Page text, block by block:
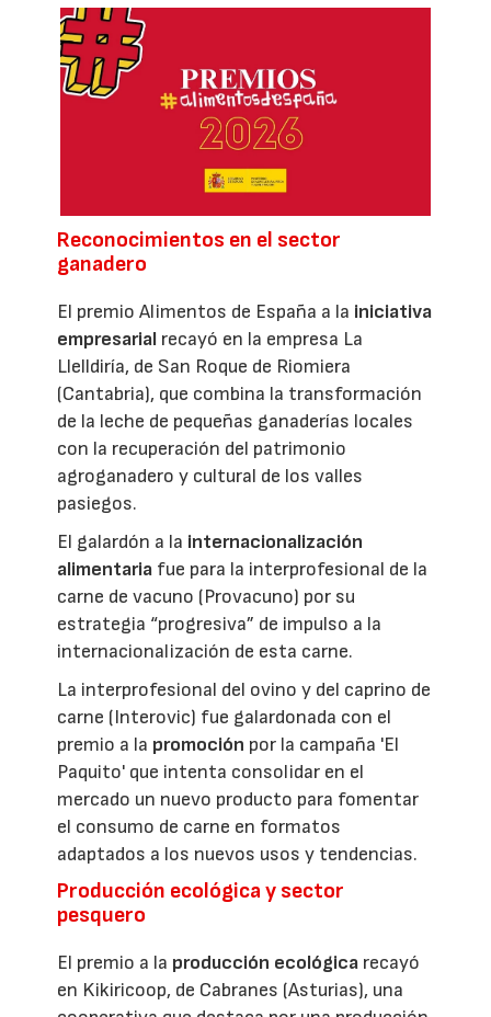
Reconocimientos en el sector
ganadero
El premio Alimentos de España a la iniciativa
empresarial recayó en la empresa La
Llelldiría, de San Roque de Riomiera
(Cantabria), que combina la transformación
de la leche de pequeñas ganaderías locales
con la recuperación del patrimonio
agroganadero y cultural de los valles
pasiegos.
El galardón a la internacionalización
alimentaria fue para la interprofesional de la
carne de vacuno (Provacuno) por su
estrategia “progresiva” de impulso a la
internacionalización de esta carne.
La interprofesional del ovino y del caprino de
carne (Interovic) fue galardonada con el
premio a la promoción por la campaña 'El
Paquito' que intenta consolidar en el
mercado un nuevo producto para fomentar
el consumo de carne en formatos
adaptados a los nuevos usos y tendencias.
Producción ecológica y sector
pesquero
El premio a la producción ecológica recayó
en Kikiricoop, de Cabranes (Asturias), una